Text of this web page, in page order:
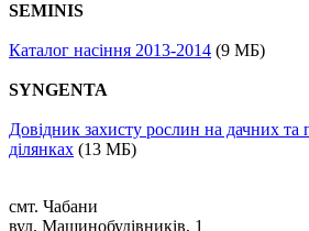
SEMINIS
Каталог насіння 2013-2014 (9 МБ)
SYNGENTA
Довідник захисту рослин на дачних та
ділянках (13 МБ)
смт. Чабани
вул. Машинобудівників, 1